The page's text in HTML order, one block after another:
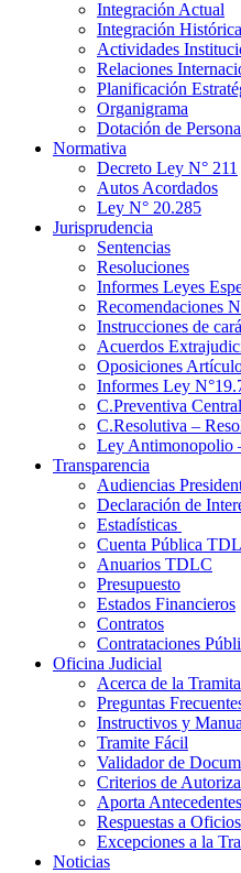
Integración Actual
Integración Histórica
Actividades
Relaciones
Planificación
Organigrama
Dotación de
Normativa
Decreto Ley N° 211
Autos Acordados
Ley N° 20.285
Jurisprudencia
Sentencias
Resoluciones
Informes Leyes
Recomendaciones
Instrucciones de
Acuerdos
Oposiciones
Informes Ley
C.Preventiva
C.Resolutiva –
Ley Antimonopolio
Transparencia
Audiencias
Declaración de
Estadísticas
Cuenta Pública
Anuarios TDLC
Presupuesto
Estados Financieros
Contratos
Contrataciones
Oficina Judicial
Acerca de la
Preguntas
Instructivos y
Tramite Fácil
Validador de
Criterios de
Aporta Antecedentes
Respuestas a Oficios
Excepciones a la
Noticias